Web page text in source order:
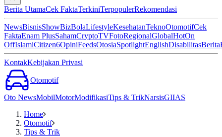
Berita UtamaCek FaktaTerkiniTerpopulerRekomendasi
NewsBisnisShowBizBolaLifestyleKesehatanTeknoOtomotifCek
FaktaEnam PlusSahamCryptoTVFotoRegionalGlobalHotOn
OffIslamiCitizen6OpiniFeedsOtosiaSpotlightEnglishDisabilitasBerita
KontakKebijakan Privasi
Otomotif
Oto NewsMobilMotorModifikasiTips & TrikNarsisGIIAS
Home
Otomotif
Tips & Trik